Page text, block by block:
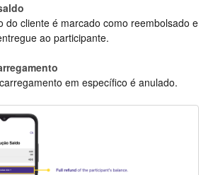
do cliente é marcado como reembolsado e
ao participante.
em específico é anulado.